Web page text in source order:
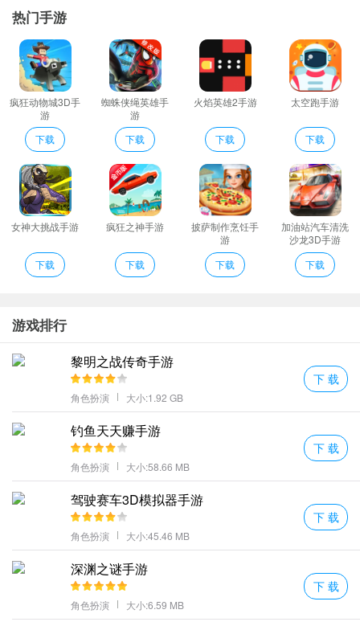
2、指尖精彩的实力挑战灵活的利用各种技能展开精彩的技能对决。
让你体验到 游戏
操作的新感觉。
4、武术与道教三位一体正面临威胁。成千上万的技能可以自由学习
充分发挥他们的超能力
5、玩法自由度高升级更强的力量驱逐神秘异兽收获更多惊喜。
凌天神帝亮点
全新的竞技对战争抢的boss不一样的仙侠模式玩法层出不穷。
认真查看地图轻松开启推图使用最新获得的装备进行升级。
霸气炫酷的技能特效精美的时装搭配带给玩家震撼的视觉盛宴；
一场魅力多姿的仙侠争霸战随时开启还有美妙的姻缘故事尽在其
凌天神途是一款角色扮演类手机传奇游戏最经典畅爽的传奇游戏玩
凌天神帝编辑心得
提供了一个超级精彩的竞争玩法D特效设计的复古场景玩家可邀请好
友体验各种任务模式的挑战毫不费力。
超大的地图全面开放大小boss超级好爆高端装备属性惊人。
游戏服装非常多上百套的造型让大家可以自由选择!
多人在线跨服团战轻松简单的操作玩法随时开启的冒险之旅；
选择各种招式对决强大的力量对决不同技能的互相叠加玩法自由升
级自己的战力。
凌天神帝优势
自由开放的游戏系统功能呈现游戏无比刺激的冒险热血战斗方式切
换不同的战斗武器道具塑造你的超强角色称霸服务器。
每个关卡都有个boss打败他可以获得最好的宝箱。
不要担心氪金。游戏装备取决于你的实力。你的努力永远不会白费
丰富的战斗活动等你参与进来随意的副本挑战刷新更多的boss掉落
热门手游
疯狂动物城3D手
游
下载
蜘蛛侠绳英雄手
游
下载
火焰英雄2手游
下载
太空跑手游
下载
女神大挑战手游
下载
疯狂之神手游
下载
披萨制作烹饪手
游
下载
加油站汽车清洗
沙龙3D手游
下载
游戏排行
黎明之战传奇手游
角色扮演 大小:1.92 GB
下 载
钓鱼天天赚手游
角色扮演 大小:58.66 MB
下 载
驾驶赛车3D模拟器手游
角色扮演 大小:45.46 MB
下 载
深渊之谜手游
角色扮演 大小:6.59 MB
下 载